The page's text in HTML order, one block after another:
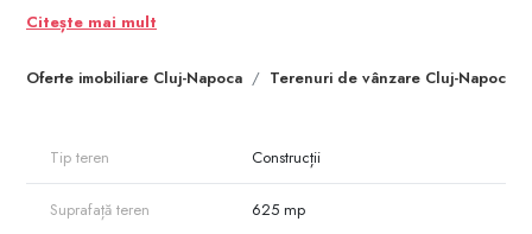
Oferte imobiliare Cluj-Napoca Terenuri de vânzare Cluj-Napoca
Citește mai mult
Tip teren Construcții
Suprafață teren 625 mp